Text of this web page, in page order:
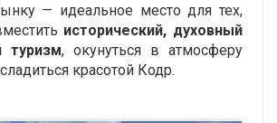
— идеальное место для тех,
исторический, духовный
туризм, окунуться в атмосферу
красотой Кодр.